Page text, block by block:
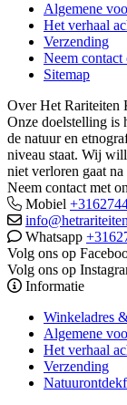
Algemene
Het verhaal
Verzending
Neem contact
Sitemap
Over Het Rariteiten
Onze doelstelling is
de natuur en
niveau staat. Wij
niet verloren gaat na
Neem contact met
Mobiel
Whatsapp
Volg ons op
Volg ons op
Informatie
Winkeladres
Algemene
Het verhaal
Verzending